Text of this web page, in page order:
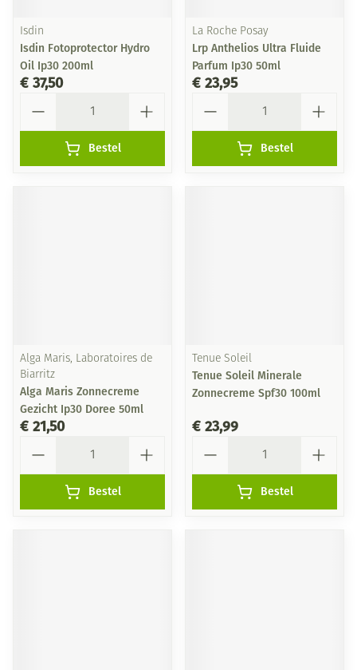
Isdin
Isdin Fotoprotector Hydro
Oil Ip30 200ml
€ 37,50
Bestel
La Roche Posay
Lrp Anthelios Ultra Fluide
Parfum Ip30 50ml
€ 23,95
Bestel
Alga Maris, Laboratoires de
Biarritz
Alga Maris Zonnecreme
Gezicht Ip30 Doree 50ml
€ 21,50
Bestel
Tenue Soleil
Tenue Soleil Minerale
Zonnecreme Spf30 100ml
€ 23,99
Bestel